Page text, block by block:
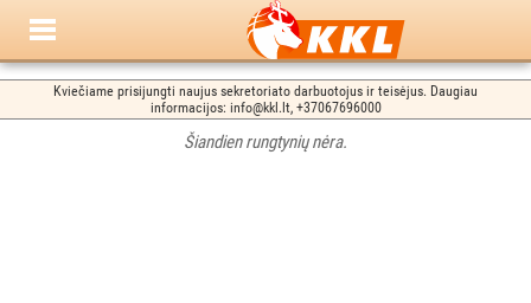
Kviečiame prisijungti naujus sekretoriato darbuotojus ir teisėjus. Daugiau
informacijos: info@kkl.lt, +37067696000
Šiandien rungtynių nėra.